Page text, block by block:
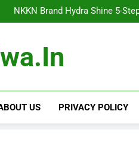
NKKN Brand Hydra Shine 5-
NKKN Brand Hydra Shine
NKKN Brand Hydra Shine 5-
NKKN Brand Hydra Shine
US PRIVACY POLICY